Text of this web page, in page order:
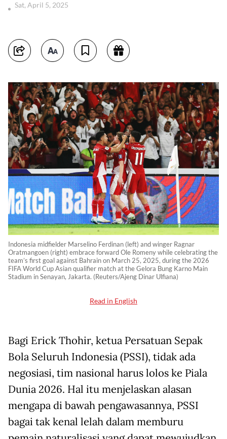
Sat, April 5, 2025
Indonesia midfielder Marselino Ferdinan (left) and winger Ragnar
Oratmangoen (right) embrace forward Ole Romeny while celebrating the
team’s first goal against Bahrain on March 25, 2025, during the 2026
FIFA World Cup Asian qualifier match at the Gelora Bung Karno Main
Stadium in Senayan, Jakarta. (Reuters/Ajeng Dinar Ulfiana)
Read in English
Bagi Erick Thohir, ketua Persatuan Sepak
Bola Seluruh Indonesia (PSSI), tidak ada
negosiasi, tim nasional harus lolos ke Piala
Dunia 2026. Hal itu menjelaskan alasan
mengapa di bawah pengawasannya, PSSI
bagai tak kenal lelah dalam memburu